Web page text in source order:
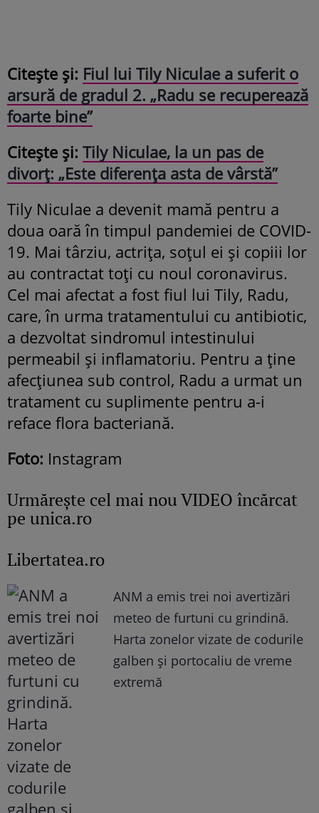
Citește și: Fiul lui Tily Niculae a suferit o
arsură de gradul 2. „Radu se recuperează
foarte bine”
Citește și: Tily Niculae, la un pas de
divorț: „Este diferența asta de vârstă”
Tily Niculae a devenit mamă pentru a
doua oară în timpul pandemiei de COVID-
19. Mai târziu, actrița, soțul ei și copiii lor
au contractat toți cu noul coronavirus.
Cel mai afectat a fost fiul lui Tily, Radu,
care, în urma tratamentului cu antibiotic,
a dezvoltat sindromul intestinului
permeabil și inflamatoriu. Pentru a ține
afecțiunea sub control, Radu a urmat un
tratament cu suplimente pentru a-i
reface flora bacteriană.
Foto: Instagram
Urmăreşte cel mai nou VIDEO încărcat
pe unica.ro
Libertatea.ro
ANM a emis trei noi avertizări
meteo de furtuni cu grindină.
Harta zonelor vizate de codurile
galben și portocaliu de vreme
extremă